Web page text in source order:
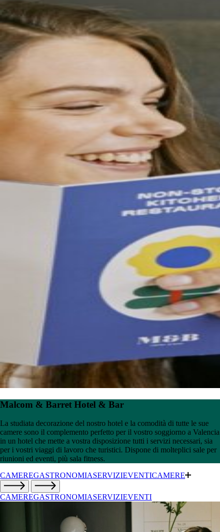
Malcom & Barret Hotel & Bar
La studiata decorazione del nostro hotel e la comodità di tutte le sue
camere sono il complemento perfetto per il vostro soggiorno a Valencia
in un hotel che mette a vostra disposizione tutti i servizi necessari, sia
per i vostri viaggi di lavoro che turistici. Dispone di molteplici sale per
riunioni ed eventi, più sala fitness.
CAMEREGASTRONOMIASERVIZIEVENTICAMERE
CAMEREGASTRONOMIASERVIZIEVENTI